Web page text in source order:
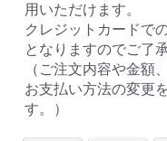
用いただけます。
クレジットカードで
となりますのでご了
（ご注文内容や金額
お支払い方法の変更
す。）